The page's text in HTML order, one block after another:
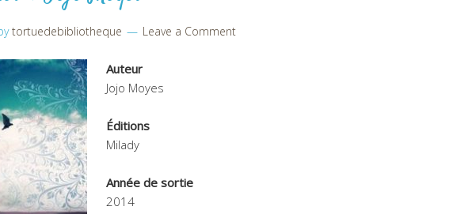
tortuedebibliotheque Leave a Comment
Auteur
Jojo Moyes
Éditions
Milady
Année de sortie
2014